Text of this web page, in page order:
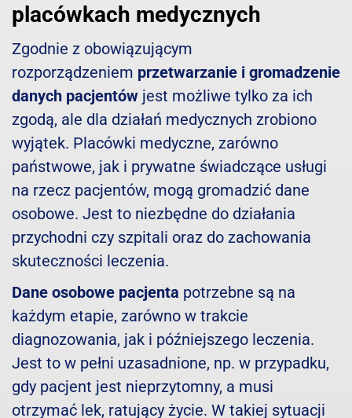
placówkach medycznych
Zgodnie z obowiązującym
rozporządzeniem przetwarzanie i gromadzenie
danych pacjentów jest możliwe tylko za ich
zgodą, ale dla działań medycznych zrobiono
wyjątek. Placówki medyczne, zarówno
państwowe, jak i prywatne świadczące usługi
na rzecz pacjentów, mogą gromadzić dane
osobowe. Jest to niezbędne do działania
przychodni czy szpitali oraz do zachowania
skuteczności leczenia.
Dane osobowe pacjenta potrzebne są na
każdym etapie, zarówno w trakcie
diagnozowania, jak i późniejszego leczenia.
Jest to w pełni uzasadnione, np. w przypadku,
gdy pacjent jest nieprzytomny, a musi
otrzymać lek, ratujący życie. W takiej sytuacji